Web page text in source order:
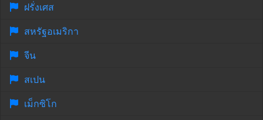
ฝรั่งเศส
สหรัฐอเมริกา
จีน
สเปน
เม็กซิโก